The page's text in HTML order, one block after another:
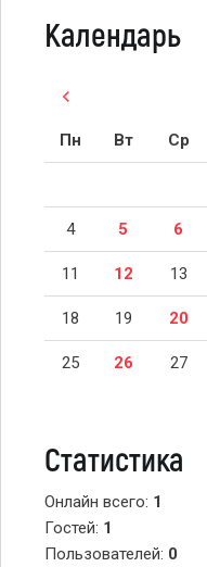
Календарь
Пн Вт Ср
4 5 6
11 12 13
18 19 20
25 26 27
Статистика
Онлайн всего: 1
Гостей: 1
Пользователей: 0